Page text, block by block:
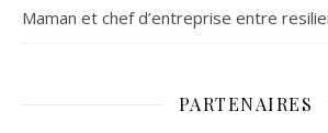
Maman et chef d’entreprise entre
PARTENAIRES